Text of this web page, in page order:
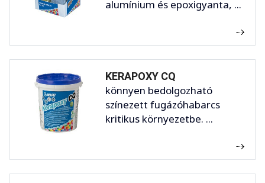
alumínium és epoxigyanta, ...
KERAPOXY CQ
könnyen bedolgozható
színezett fugázóhabarcs
kritikus környezetbe. ...